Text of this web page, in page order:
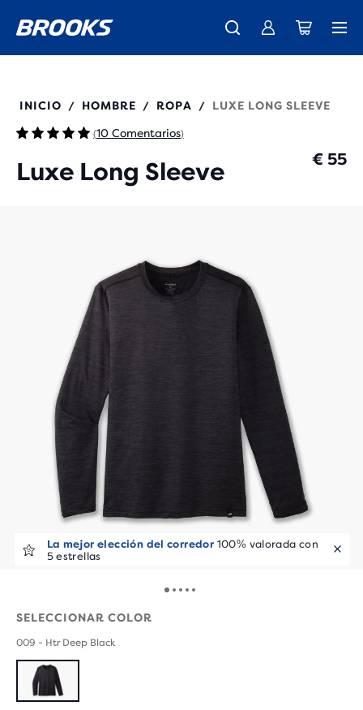
Ya están aquí las nuevas Ghost Amp - Comprar Mujer Hombre
Presentamos la nueva colección Cascadia - Comprar ahora
Envío gratuito en todos los pedidos superiores a € 100
211514INICIO / HOMBRE / ROPA / LUXE LONG SLEEVE
(10 Comentarios)
Luxe Long Sleeve € 55
La mejor elección del corredor 100% valorada con
5 estrellas
SELECCIONAR COLOR
009 - Htr Deep Black